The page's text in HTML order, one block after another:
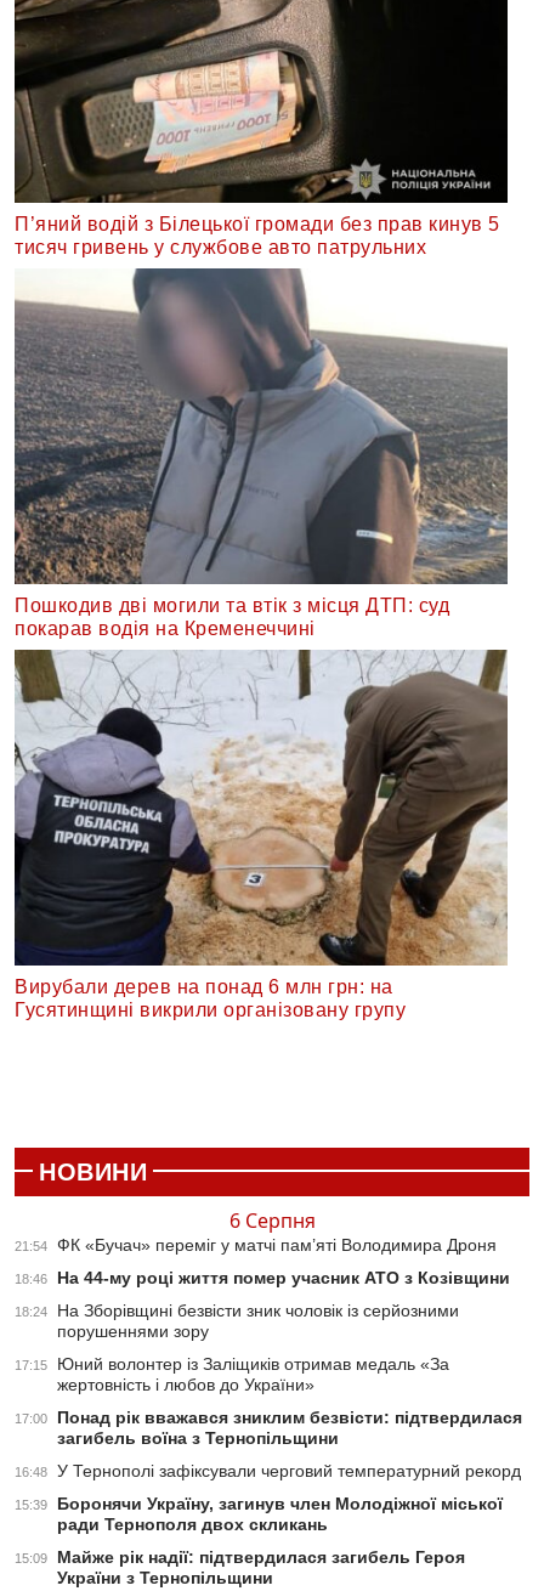
П’яний водій з Білецької громади без прав кинув 5
тисяч гривень у службове авто патрульних
Пошкодив дві могили та втік з місця ДТП: суд
покарав водія на Кременеччині
Вирубали дерев на понад 6 млн грн: на
Гусятинщині викрили організовану групу
НОВИНИ
6 Серпня
21:54 ФК «Бучач» переміг у матчі пам’яті Володимира Дроня
18:46 На 44-му році життя помер учасник АТО з Козівщини
18:24
На Зборівщині безвісти зник чоловік із серйозними
порушеннями зору
17:15
Юний волонтер із Заліщиків отримав медаль «За
жертовність і любов до України»
17:00
Понад рік вважався зниклим безвісти: підтвердилася
загибель воїна з Тернопільщини
16:48 У Тернополі зафіксували черговий температурний рекорд
15:39
Боронячи Україну, загинув член Молодіжної міської
ради Тернополя двох скликань
15:09
Майже рік надії: підтвердилася загибель Героя
України з Тернопільщини